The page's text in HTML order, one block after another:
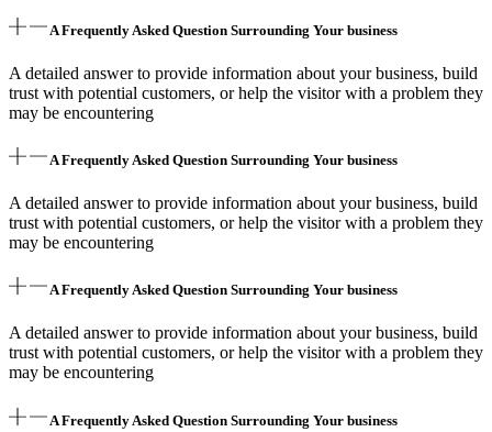
A Frequently Asked Question Surrounding Your business
A detailed answer to provide information about your business, build
trust with potential customers, or help the visitor with a problem they
may be encountering
A Frequently Asked Question Surrounding Your business
A detailed answer to provide information about your business, build
trust with potential customers, or help the visitor with a problem they
may be encountering
A Frequently Asked Question Surrounding Your business
A detailed answer to provide information about your business, build
trust with potential customers, or help the visitor with a problem they
may be encountering
A Frequently Asked Question Surrounding Your business